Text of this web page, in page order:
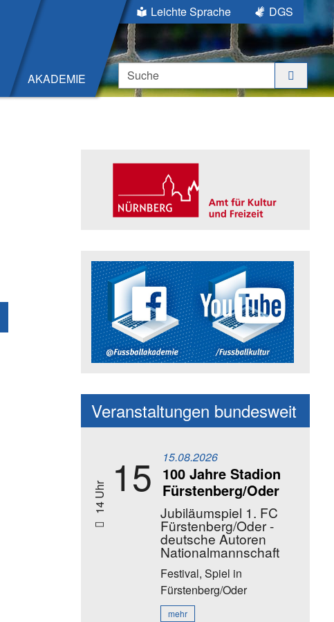
AKADEMIE
Leichte Sprache
DGS
Suche
Social Media Kanäle der
Veranstaltungen bundesweit
14 Uhr 15 15.08.2026
100 Jahre Stadion
Fürstenberg/Oder
Jubiläumspiel 1. FC
Fürstenberg/Oder -
deutsche Autoren
Nationalmannschaft
Festival, Spiel in
Fürstenberg/Oder
mehr